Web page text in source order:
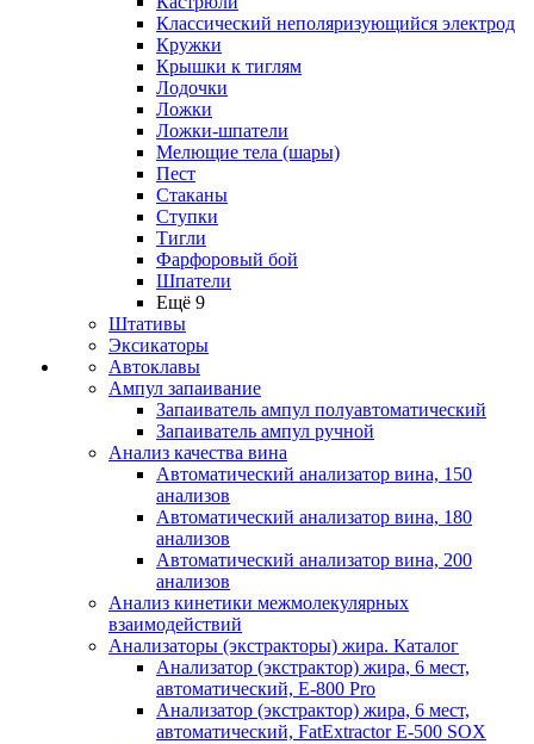
Классический неполяризующийся электрод
Кружки
Крышки к тиглям
Лодочки
Ложки
Ложки-шпатели
Мелющие тела (шары)
Пест
Стаканы
Ступки
Тигли
Фарфоровый бой
Шпатели
Ещё 9
Штативы
Эксикаторы
Автоклавы
Ампул запаивание
Запаиватель ампул полуавтоматический
Запаиватель ампул ручной
Анализ качества вина
Автоматический анализатор вина, 150
анализов
Автоматический анализатор вина, 180
анализов
Автоматический анализатор вина, 200
анализов
Анализ кинетики межмолекулярных
взаимодействий
Анализаторы (экстракторы) жира. Каталог
Анализатор (экстрактор) жира, 6 мест,
автоматический, E-800 Pro
Анализатор (экстрактор) жира, 6 мест,
автоматический, FatExtractor E-500 SOX